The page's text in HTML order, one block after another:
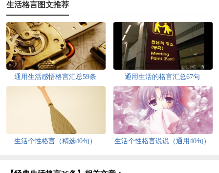
生活格言图文推荐
通用生活感悟格言汇总59条 通用生活的格言汇总67句
生活个性格言（精选40句） 生活个性格言说说（通用40句）